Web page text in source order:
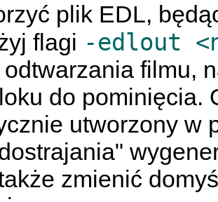
plik EDL,
flagi -edlout
odtwarzania filmu,
do pominięcia.
utworzony w
zmienić